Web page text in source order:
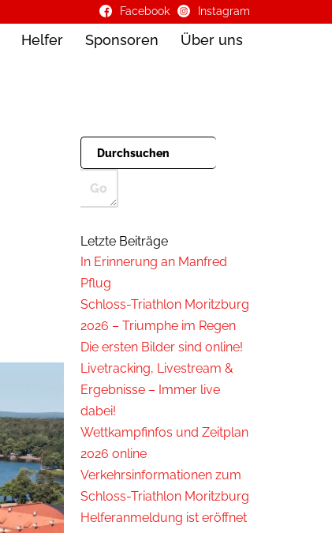
Facebook Instagram
Helfer Sponsoren Über uns
Letzte Beiträge
In Erinnerung an Manfred
Pflug
Schloss-Triathlon Moritzburg
2026 – Triumphe im Regen
Die ersten Bilder sind online!
Livetracking, Livestream &
Ergebnisse – Immer live
dabei!
Wettkampfinfos und Zeitplan
2026 online
Verkehrsinformationen zum
Schloss-Triathlon Moritzburg
Helferanmeldung ist eröffnet